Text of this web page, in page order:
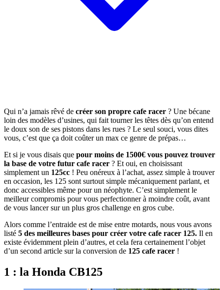
Qui n’a jamais rêvé de créer son propre cafe racer ? Une bécane
loin des modèles d’usines, qui fait tourner les têtes dès qu’on entend
le doux son de ses pistons dans les rues ? Le seul souci, vous dites
vous, c’est que ça doit coûter un max ce genre de prépas…
Et si je vous disais que pour moins de 1500€ vous pouvez trouver
la base de votre futur cafe racer ? Et oui, en choisissant
simplement un 125cc ! Peu onéreux à l’achat, assez simple à trouver
en occasion, les 125 sont surtout simple mécaniquement parlant, et
donc accessibles même pour un néophyte. C’est simplement le
meilleur compromis pour vous perfectionner à moindre coût, avant
de vous lancer sur un plus gros challenge en gros cube.
Alors comme l’entraide est de mise entre motards, nous vous avons
listé 5 des meilleures bases pour créer votre cafe racer 125. Il en
existe évidemment plein d’autres, et cela fera certainement l’objet
d’un second article sur la conversion de 125 cafe racer !
1 : la Honda CB125